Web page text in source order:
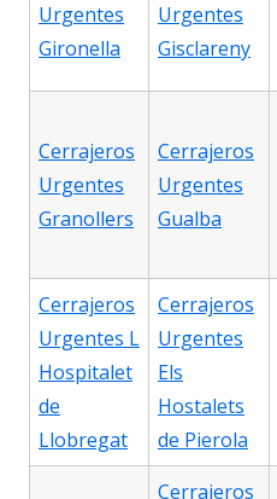
Urgentes
Gironella
Urgentes
Gisclareny
Cerrajeros
Urgentes
Granollers
Cerrajeros
Urgentes
Gualba
Cerrajeros
Urgentes L
Hospitalet
de
Llobregat
Cerrajeros
Urgentes
Els
Hostalets
de Pierola
Cerrajeros